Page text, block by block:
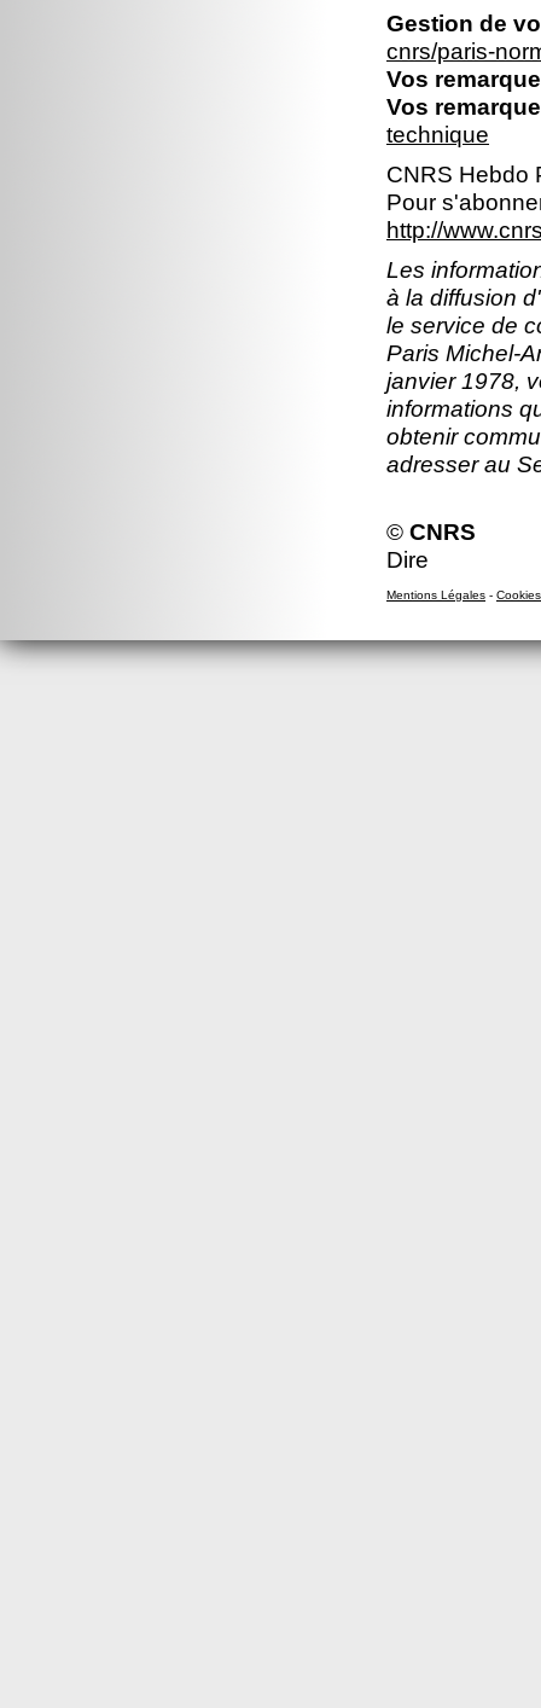
Gestion de
cnrs/paris-
Vos
Vos
technique
CNRS Hebdo
Pour
http://
Les
à la diffusion
le service de
Paris Michel-
janvier 1978,
informations
obtenir
adresser au
© CNRS
Dire
Mentions Légales - Cookies